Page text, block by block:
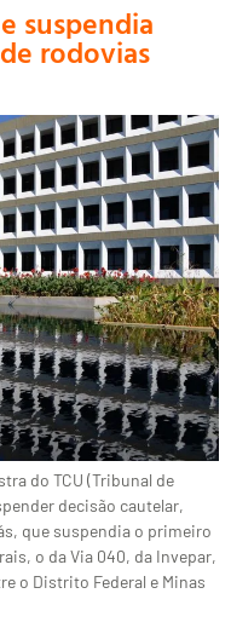
suspendia
rodovias
do TCU (Tribunal de
decisão cautelar,
que suspendia o primeiro
o da Via 040, da Invepar,
o Distrito Federal e Minas